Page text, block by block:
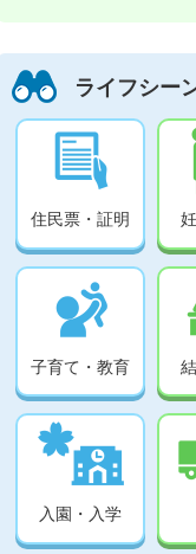
ライフシー
住民票・証明
子育て・教育
入園・入学